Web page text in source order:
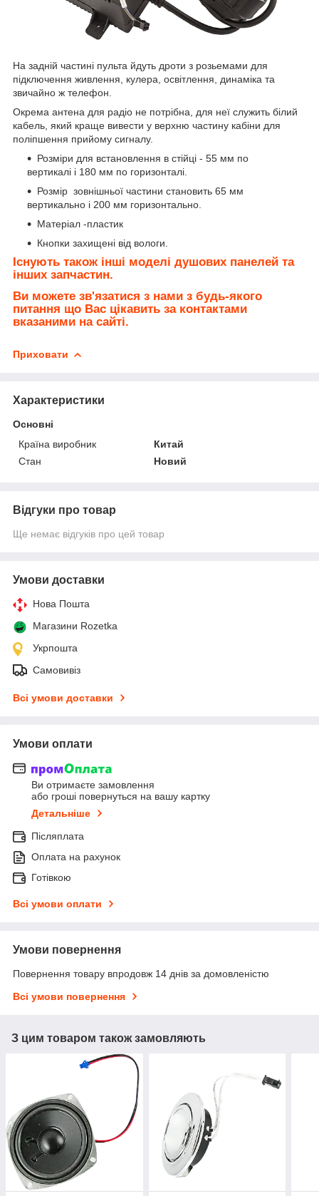
На задній частині пульта йдуть дроти з розьемами для
підключення живлення, кулера, освітлення, динаміка та
звичайно ж телефон.
Окрема антена для радіо не потрібна, для неї служить білий
кабель, який краще вивести у верхню частину кабіни для
поліпшення прийому сигналу.
Розміри для встановлення в стійці - 55 мм по
вертикалі і 180 мм по горизонталі.
Розмір зовнішньої частини становить 65 мм
вертикально і 200 мм горизонтально.
Матеріал -пластик
Кнопки захищені від вологи.
Існують також інші моделі душових панелей та
інших запчастин.
Ви можете зв'язатися з нами з будь-якого
питання що Вас цікавить за контактами
вказаними на сайті.
Приховати
Характеристики
Основні
Країна виробник
Китай
Стан
Новий
Відгуки про товар
Ще немає відгуків про цей товар
Умови доставки
Нова Пошта
Магазини Rozetka
Укрпошта
Самовивіз
Всі умови доставки
Умови оплати
Ви отримаєте замовлення
або гроші повернуться на вашу картку
Детальніше
Післяплата
Оплата на рахунок
Готівкою
Всі умови оплати
Умови повернення
Повернення товару впродовж 14 днів за домовленістю
Всі умови повернення
З цим товаром також замовляють